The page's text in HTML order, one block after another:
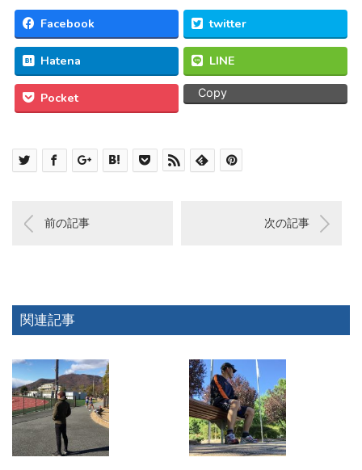
Facebook twitter
Hatena LINE
Pocket Copy
前の記事 次の記事
関連記事